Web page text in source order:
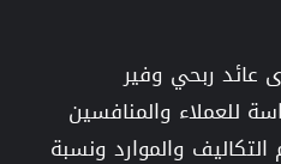
عائد ربحي وفير
للعملاء والمنافسين
والموارد ونسبة